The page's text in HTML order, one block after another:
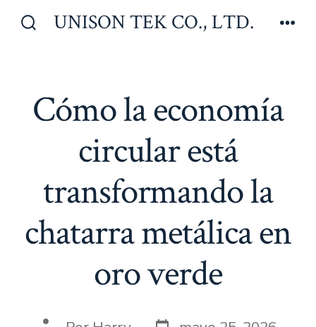
UNISON TEK CO., LTD.
Cómo la economía
circular está
transformando la
chatarra metálica en
oro verde